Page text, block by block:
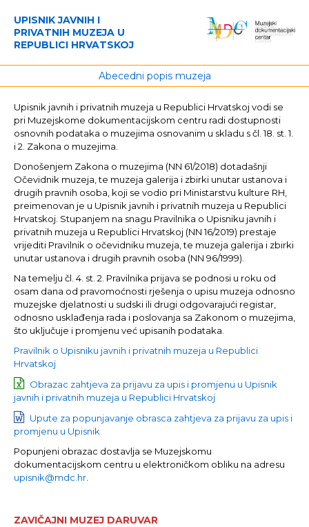
UPISNIK JAVNIH I
PRIVATNIH MUZEJA U
REPUBLICI HRVATSKOJ
Abecedni popis muzeja
Upisnik javnih i privatnih muzeja u Republici Hrvatskoj vodi se
pri Muzejskome dokumentacijskom centru radi dostupnosti
osnovnih podataka o muzejima osnovanim u skladu s čl. 18. st. 1.
i 2. Zakona o muzejima.
Donošenjem Zakona o muzejima (NN 61/2018) dotadašnji
Očevidnik muzeja, te muzeja galerija i zbirki unutar ustanova i
drugih pravnih osoba, koji se vodio pri Ministarstvu kulture RH,
preimenovan je u Upisnik javnih i privatnih muzeja u Republici
Hrvatskoj. Stupanjem na snagu Pravilnika o Upisniku javnih i
privatnih muzeja u Republici Hrvatskoj (NN 16/2019) prestaje
vrijediti Pravilnik o očevidniku muzeja, te muzeja galerija i zbirki
unutar ustanova i drugih pravnih osoba (NN 96/1999).
Na temelju čl. 4. st. 2. Pravilnika prijava se podnosi u roku od
osam dana od pravomoćnosti rješenja o upisu muzeja odnosno
muzejske djelatnosti u sudski ili drugi odgovarajući registar,
odnosno usklađenja rada i poslovanja sa Zakonom o muzejima,
što uključuje i promjenu već upisanih podataka.
Pravilnik o Upisniku javnih i privatnih muzeja u Republici
Hrvatskoj
Obrazac zahtjeva za prijavu za upis i promjenu u Upisnik
javnih i privatnih muzeja u Republici Hrvatskoj
Upute za popunjavanje obrasca zahtjeva za prijavu za upis i
promjenu u Upisnik
Popunjeni obrazac dostavlja se Muzejskomu
dokumentacijskom centru u elektroničkom obliku na adresu
upisnik@mdc.hr
ZAVIČAJNI MUZEJ DARUVAR